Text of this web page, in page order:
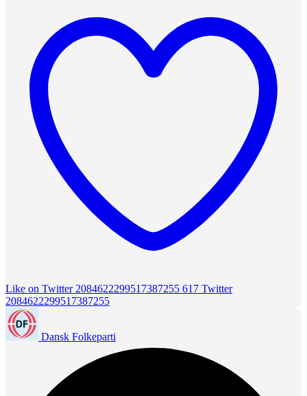
Like on Twitter 2084622299517387255 617 Twitter
2084622299517387255
Dansk Folkeparti